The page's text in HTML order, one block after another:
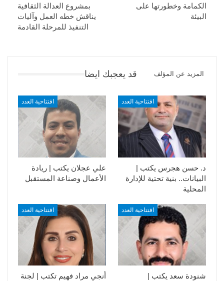
بمشروع العدالة الثقافية
يناقش خطه العمل وآليات
التنفيذ للمرحلة القادمة
الكمامة وخطورتها على
البيئة
قد يعجبك ايضا المزيد عن المؤلف
افتتاحية العدد
علي عجلان يكتب | ريادة
الأعمال وصناعة المستقبل
افتتاحية العدد
د. حسن هجرس يكتب |
البيانات.. بنية تحتية للإدارة
المحلية
افتتاحية العدد
أنجي مراد فهيم تكتب | لجنة
افتتاحية العدد
شنودة سعد يكتب |